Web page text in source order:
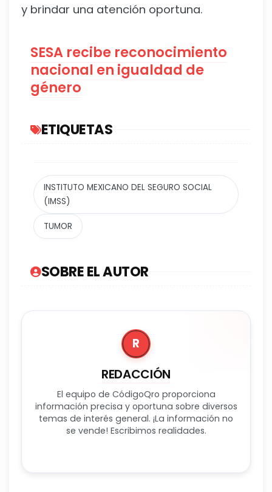
y brindar una atención oportuna.
SESA recibe reconocimiento
nacional en igualdad de
género
ETIQUETAS
INSTITUTO MEXICANO DEL SEGURO SOCIAL
(IMSS)
TUMOR
SOBRE EL AUTOR
R
REDACCIÓN
El equipo de CódigoQro proporciona
información precisa y oportuna sobre diversos
temas de interés general. ¡La información no
se vende! Escribimos realidades.